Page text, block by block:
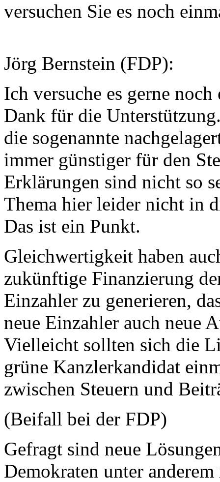
versuchen Sie es noch
Jörg Bernstein (FDP):
Ich versuche es gerne
Dank für die
die sogenannte
immer günstiger für den
Erklärungen sind nicht so
Thema hier leider nicht in
Das ist ein Punkt.
Gleichwertigkeit haben
zukünftige Finanzierung
Einzahler zu generieren,
neue Einzahler auch neue
Vielleicht sollten sich die
grüne Kanzlerkandidat
zwischen Steuern und
(Beifall bei der FDP)
Gefragt sind neue
Demokraten unter